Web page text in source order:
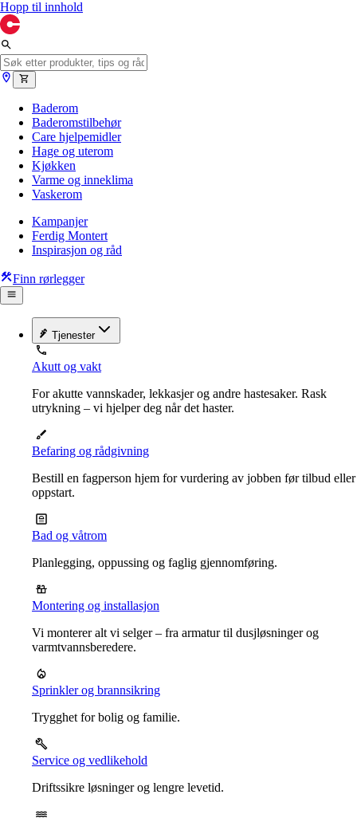
Hopp til innhold
Baderom
Baderomstilbehør
Care hjelpemidler
Hage og uterom
Kjøkken
Varme og inneklima
Vaskerom
Kampanjer
Ferdig Montert
Inspirasjon og råd
Finn rørlegger
Tjenester
Akutt og vakt
For akutte vannskader, lekkasjer og andre hastesaker. Rask
utrykning – vi hjelper deg når det haster.
Befaring og rådgivning
Bestill en fagperson hjem for vurdering av jobben før tilbud eller
oppstart.
Bad og våtrom
Planlegging, oppussing og faglig gjennomføring.
Montering og installasjon
Vi monterer alt vi selger – fra armatur til dusjløsninger og
varmtvannsberedere.
Sprinkler og brannsikring
Trygghet for bolig og familie.
Service og vedlikehold
Driftssikre løsninger og lengre levetid.